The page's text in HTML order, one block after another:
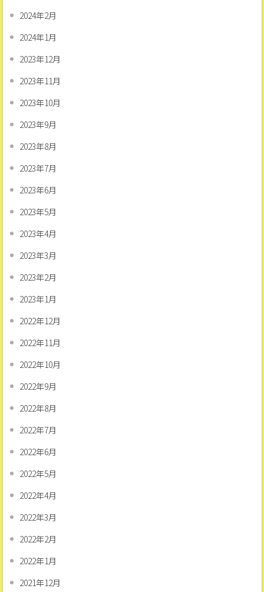
2024年2月
2024年1月
2023年12月
2023年11月
2023年10月
2023年9月
2023年8月
2023年7月
2023年6月
2023年5月
2023年4月
2023年3月
2023年2月
2023年1月
2022年12月
2022年11月
2022年10月
2022年9月
2022年8月
2022年7月
2022年6月
2022年5月
2022年4月
2022年3月
2022年2月
2022年1月
2021年12月